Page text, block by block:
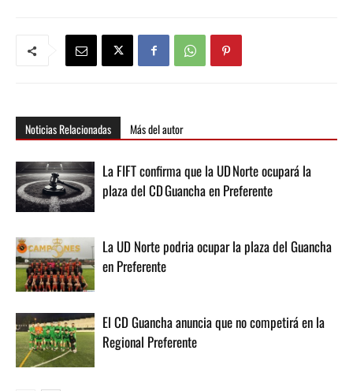
Noticias Relacionadas Más del autor
La FIFT confirma que la UD Norte ocupará la
plaza del CD Guancha en Preferente
La UD Norte podria ocupar la plaza del Guancha
en Preferente
El CD Guancha anuncia que no competirá en la
Regional Preferente